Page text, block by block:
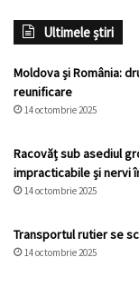
Ultimele știri
Moldova și România:
reunificare
14 octombrie 2025
Racovăț sub asediul
impracticabile și nervi
14 octombrie 2025
Transportul rutier se
14 octombrie 2025